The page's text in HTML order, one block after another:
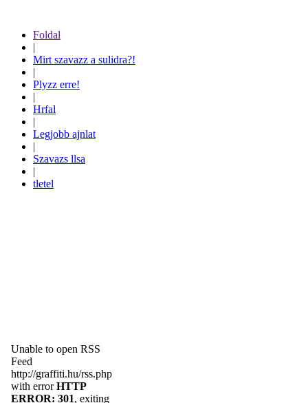
Foldal
|
Mirt szavazz a sulidra?!
|
Plyzz erre!
|
Hrfal
|
Legjobb ajnlat
|
Szavazs llsa
|
tletel